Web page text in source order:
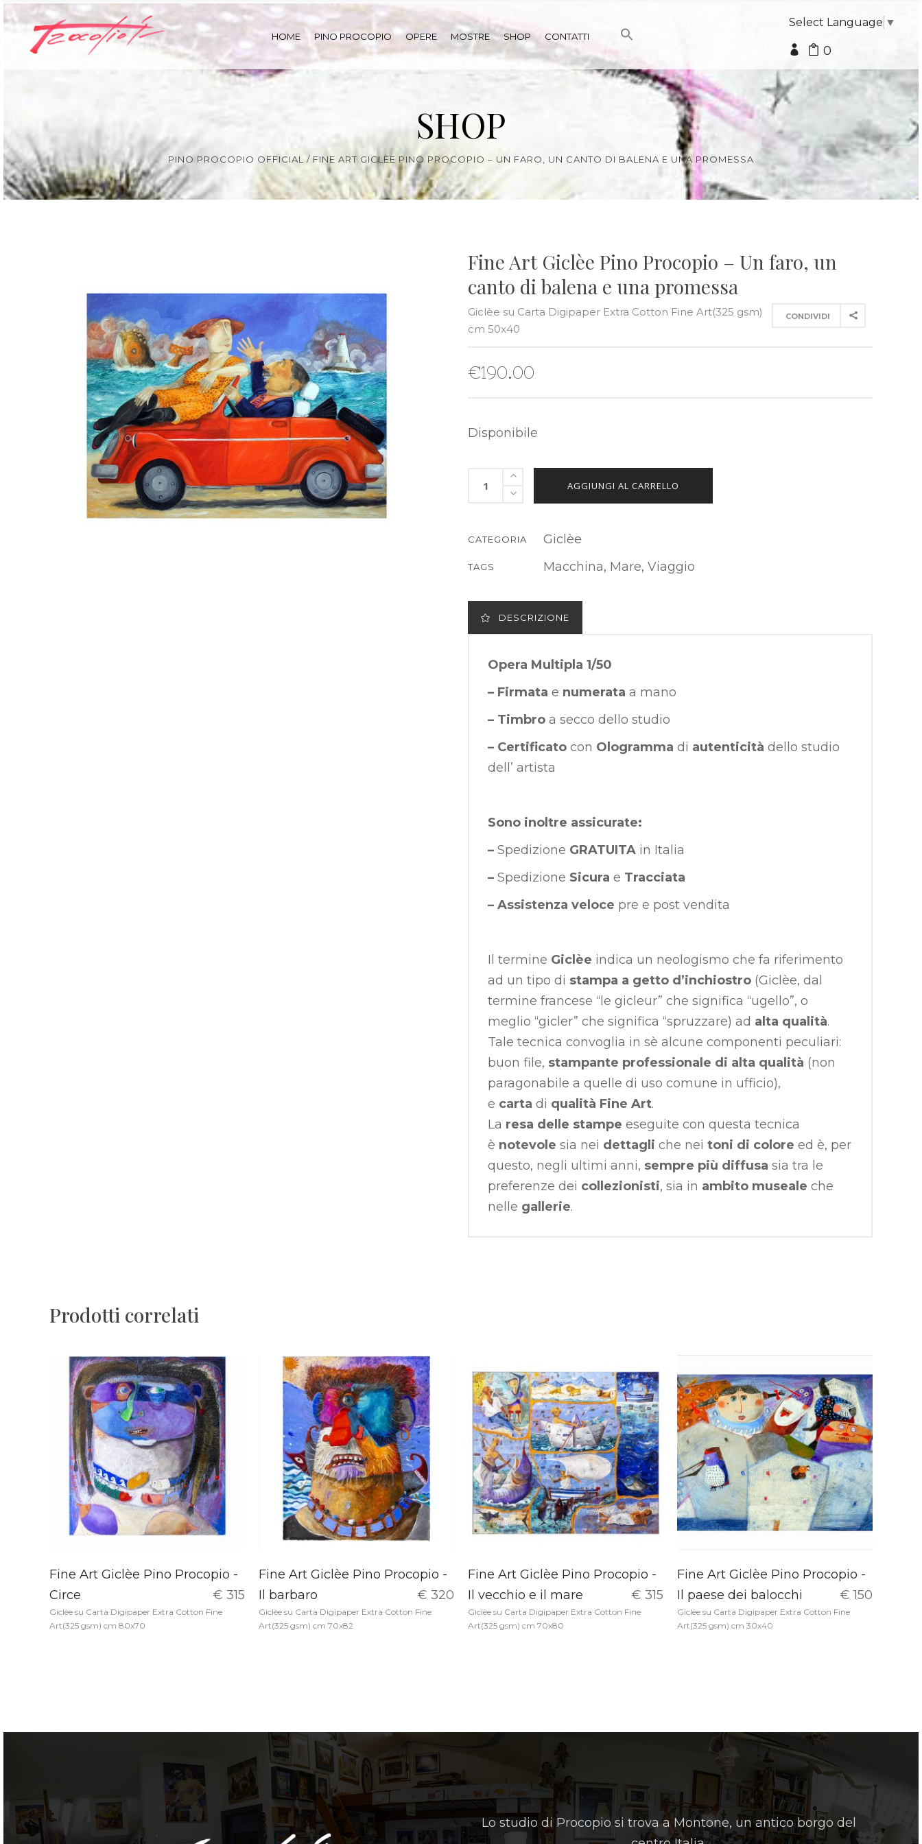
HOME PINO PROCOPIO OPERE MOSTRE SHOP CONTATTI
Select Language ▼
0
SHOP
PINO PROCOPIO OFFICIAL/ FINE ART GICLÈE PINO PROCOPIO – UN FARO, UN CANTO DI BALENA E UNA PROMESSA
Fine Art Giclèe Pino Procopio – Un faro, un
canto di balena e una promessa
CONDIVIDI
Giclèe su Carta Digipaper Extra Cotton Fine Art(325 gsm)
cm 50x40
€190.00
Disponibile
AGGIUNGI AL CARRELLO
CATEGORIA Giclèe
TAGS Macchina, Mare, Viaggio
DESCRIZIONE
Opera Multipla 1/50
– Firmata e numerata a mano
– Timbro a secco dello studio
– Certificato con Ologramma di autenticità dello studio
dell’ artista
Sono inoltre assicurate:
– Spedizione GRATUITA in Italia
– Spedizione Sicura e Tracciata
– Assistenza veloce pre e post vendita
Il termine Giclèe indica un neologismo che fa riferimento
ad un tipo di stampa a getto d’inchiostro (Giclèe, dal
termine francese “le gicleur” che significa “ugello”, o
meglio “gicler” che significa “spruzzare) ad alta qualità.
Tale tecnica convoglia in sè alcune componenti peculiari:
buon file, stampante professionale di alta qualità (non
paragonabile a quelle di uso comune in ufficio),
e carta di qualità Fine Art.
La resa delle stampe eseguite con questa tecnica
è notevole sia nei dettagli che nei toni di colore ed è, per
questo, negli ultimi anni, sempre più diffusa sia tra le
preferenze dei collezionisti, sia in ambito museale che
nelle gallerie.
Prodotti correlati
Fine Art Giclèe Pino Procopio -
Circe
€ 315
Giclèe su Carta Digipaper Extra Cotton Fine
Art(325 gsm) cm 80x70
Fine Art Giclèe Pino Procopio -
Il barbaro
€ 320
Giclèe su Carta Digipaper Extra Cotton Fine
Art(325 gsm) cm 70x82
Fine Art Giclèe Pino Procopio -
Il vecchio e il mare
€ 315
Giclèe su Carta Digipaper Extra Cotton Fine
Art(325 gsm) cm 70x80
Fine Art Giclèe Pino Procopio -
Il paese dei balocchi
€ 150
Giclèe su Carta Digipaper Extra Cotton Fine
Art(325 gsm) cm 30x40
Lo studio di Procopio si trova a Montone, un antico borgo del